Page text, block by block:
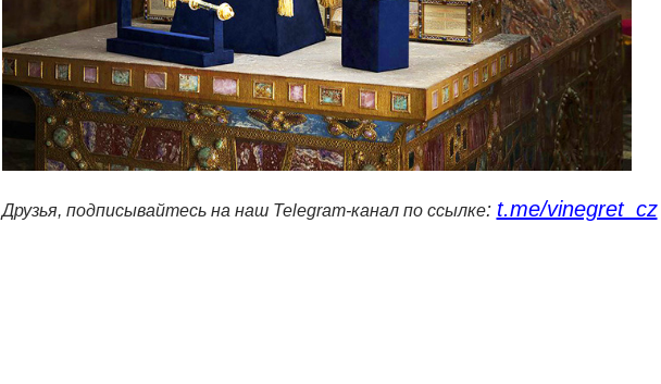
Друзья, подписывайтесь на наш Telegram-канал по ссылке: t.me/vinegret_cz